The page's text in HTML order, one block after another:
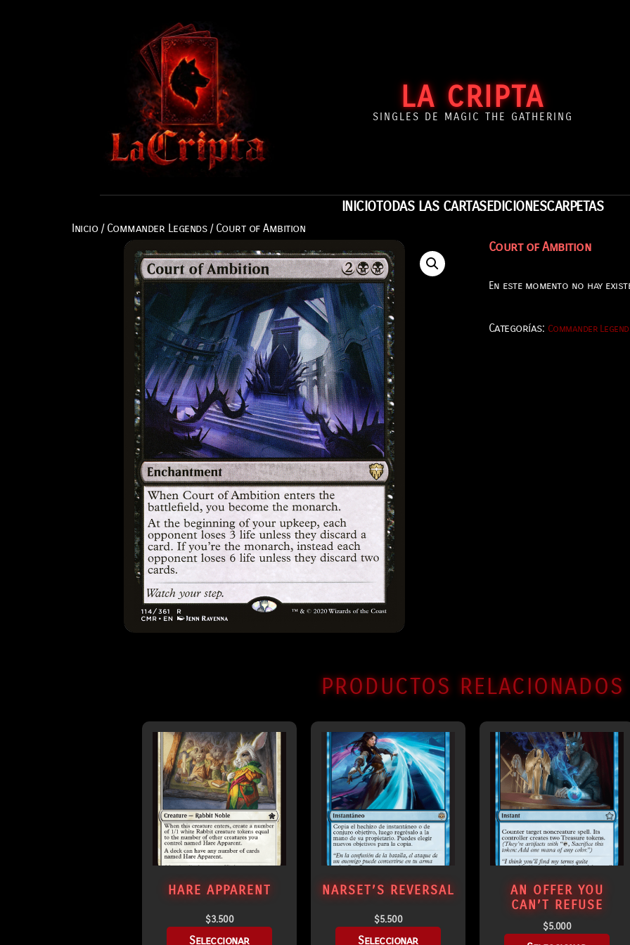
LA CRIPTA
SINGLES DE MAGIC THE GATHERING
INICIOTODAS LAS CARTASEDICIONESCARPETAS
Inicio/ Commander Legends/ Court of Ambition
Court of Ambition
En este momento no hay
Categorías: Commander
PRODUCTOS RELACIONADOS
HARE APPARENT
$3.500
Seleccionar
NARSET’S REVERSAL
$5.500
Seleccionar
AN OFFER YOU
CAN’T REFUSE
$5.000